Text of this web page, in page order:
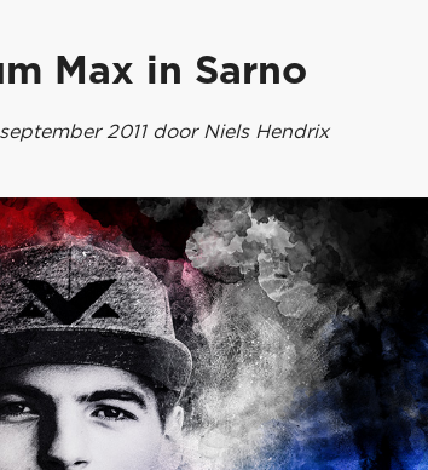
Max in Sarno
2011 door Niels Hendrix